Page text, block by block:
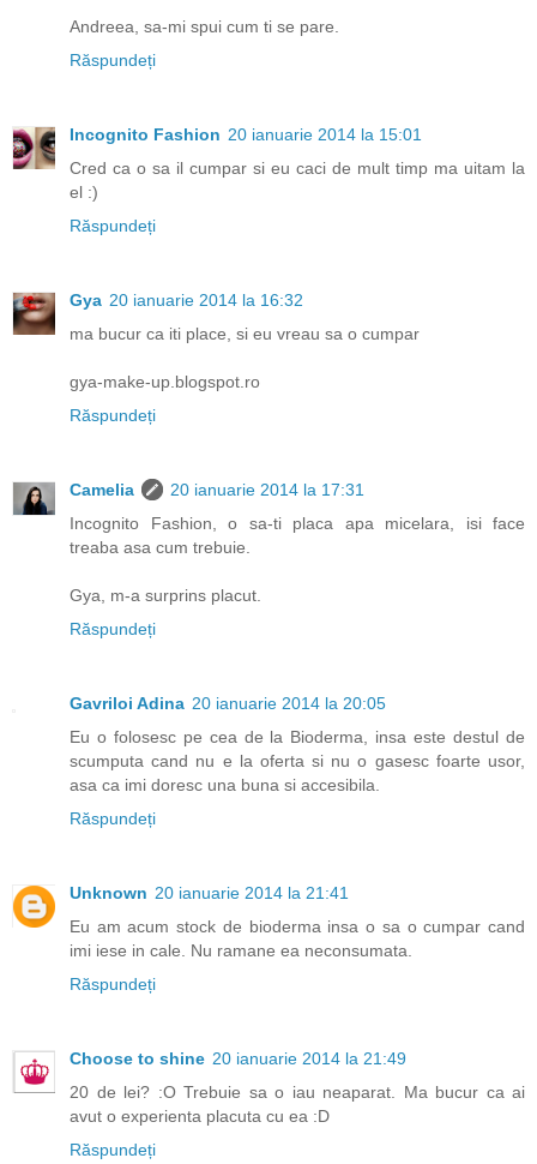
Andreea, sa-mi spui cum ti se pare.
Răspundeți
Incognito Fashion 20 ianuarie 2014 la 15:01
Cred ca o sa il cumpar si eu caci de mult timp ma uitam la
el :)
Răspundeți
Gya 20 ianuarie 2014 la 16:32
ma bucur ca iti place, si eu vreau sa o cumpar
gya-make-up.blogspot.ro
Răspundeți
Camelia
20 ianuarie 2014 la 17:31
Incognito Fashion, o sa-ti placa apa micelara, isi face
treaba asa cum trebuie.
Gya, m-a surprins placut.
Răspundeți
Gavriloi Adina 20 ianuarie 2014 la 20:05
Eu o folosesc pe cea de la Bioderma, insa este destul de
scumputa cand nu e la oferta si nu o gasesc foarte usor,
asa ca imi doresc una buna si accesibila.
Răspundeți
Unknown 20 ianuarie 2014 la 21:41
Eu am acum stock de bioderma insa o sa o cumpar cand
imi iese in cale. Nu ramane ea neconsumata.
Răspundeți
Choose to shine 20 ianuarie 2014 la 21:49
20 de lei? :O Trebuie sa o iau neaparat. Ma bucur ca ai
avut o experienta placuta cu ea :D
Răspundeți